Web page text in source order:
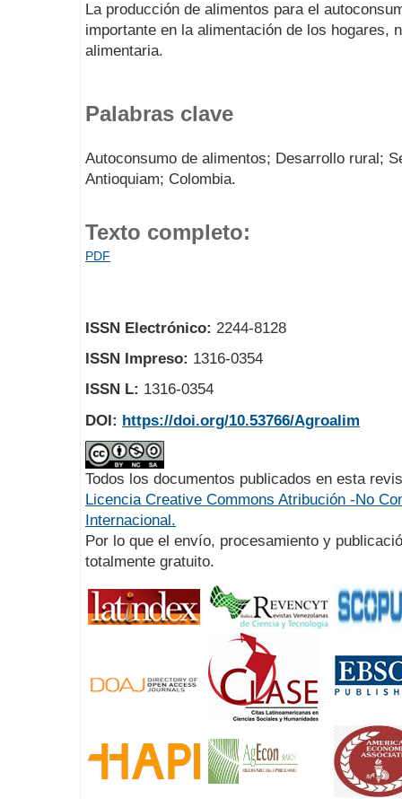
La producción de alimentos para el
importante en la alimentación de los hogares,
alimentaria.
Palabras clave
Autoconsumo de alimentos; Desarrollo rural;
Antioquiam; Colombia.
Texto completo:
PDF
ISSN Electrónico: 2244-8128
ISSN Impreso: 1316-0354
ISSN L: 1316-0354
DOI: https://doi.org/10.53766/Agroalim
Todos los documentos publicados en esta
Licencia Creative Commons Atribución -No
Internacional.
Por lo que el envío, procesamiento y
totalmente gratuito.